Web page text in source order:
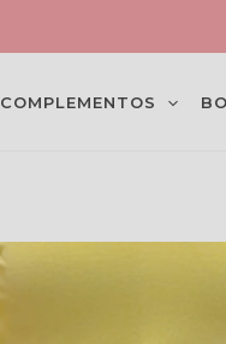
COMPLEMENTOS